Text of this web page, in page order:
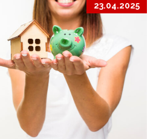
23.04.2025